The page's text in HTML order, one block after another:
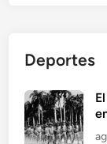
Deportes